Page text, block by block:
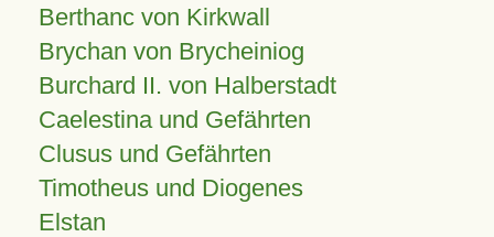
Berthanc von Kirkwall
Brychan von Brycheiniog
Burchard II. von Halberstadt
Caelestina und Gefährten
Clusus und Gefährten
Timotheus und Diogenes
Elstan